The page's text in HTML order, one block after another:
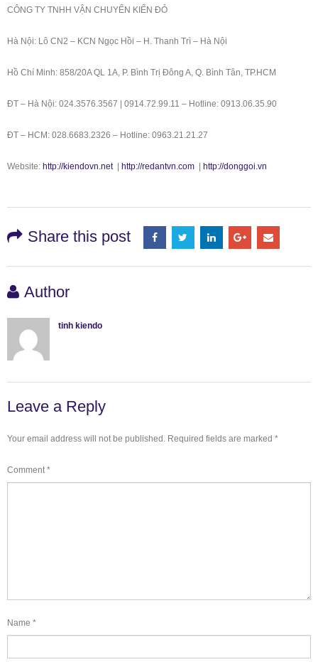
CÔNG TY TNHH VẬN CHUYỂN KIẾN ĐỎ
Hà Nội: Lô CN2 – KCN Ngọc Hồi – H. Thanh Trì – Hà Nội
Hồ Chí Minh: 858/20A QL 1A, P. Bình Trị Đông A, Q. Bình Tân, TP.HCM
ĐT – Hà Nội: 024.3576.3567 | 0914.72.99.11 – Hotline: 0913.06.35.90
ĐT – HCM: 028.6683.2326 – Hotline: 0963.21.21.27
Website: http://kiendovn.net| http://redantvn.com | http://donggoi.vn
Share this post
Author
tinh kiendo
Leave a Reply
Your email address will not be published. Required fields are marked *
Comment *
Name *